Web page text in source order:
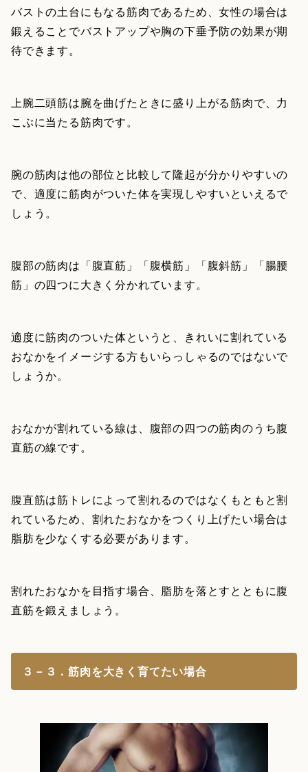
バストの土台にもなる筋肉であるため、女性の場合は
鍛えることでバストアップや胸の下垂予防の効果が期
待できます。
上腕二頭筋は腕を曲げたときに盛り上がる筋肉で、力
こぶに当たる筋肉です。
腕の筋肉は他の部位と比較して隆起が分かりやすいの
で、適度に筋肉がついた体を実現しやすいといえるで
しょう。
腹部の筋肉は「腹直筋」「腹横筋」「腹斜筋」「腸腰
筋」の四つに大きく分かれています。
適度に筋肉のついた体というと、きれいに割れている
おなかをイメージする方もいらっしゃるのではないで
しょうか。
おなかが割れている線は、腹部の四つの筋肉のうち腹
直筋の線です。
腹直筋は筋トレによって割れるのではなくもともと割
れているため、割れたおなかをつくり上げたい場合は
脂肪を少なくする必要があります。
割れたおなかを目指す場合、脂肪を落とすとともに腹
直筋を鍛えましょう。
３－３．筋肉を大きく育てたい場合